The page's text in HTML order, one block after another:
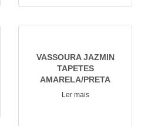
VASSOURA JAZMIN
TAPETES
AMARELA/PRETA
Ler mais